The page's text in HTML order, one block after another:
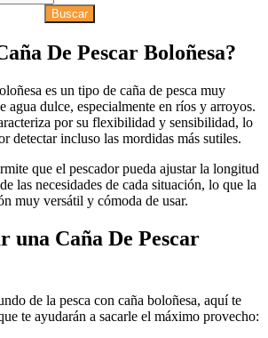
Buscar
De Pescar Boloñesa?
es un tipo de caña de pesca muy
agua dulce, especialmente en ríos y arroyos.
por su flexibilidad y sensibilidad, lo
detectar incluso las mordidas más sutiles.
que el pescador pueda ajustar la longitud
las necesidades de cada situación, lo que la
muy versátil y cómoda de usar.
una Caña De Pescar
de la pesca con caña boloñesa, aquí te
te ayudarán a sacarle el máximo provecho: